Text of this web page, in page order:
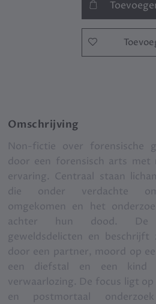
Omschrijving
Non-fictie over forensische
door een forensisch arts met
ervaring. Centraal staan
die onder verdachte
omgekomen en het
achter hun dood. De
geweldsdelicten en beschrijft
door een partner, moord op
een diefstal en een kind
verwaarlozing. De focus ligt
en postmortaal